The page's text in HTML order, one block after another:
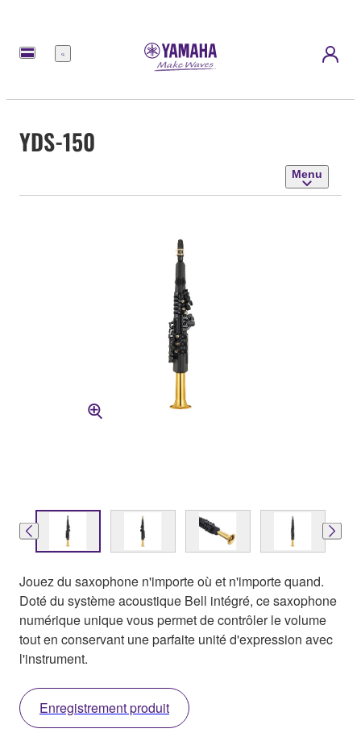
Menu
YDS-150
Menu
Jouez du saxophone n'importe où et n'importe quand.
Doté du système acoustique Bell intégré, ce saxophone
numérique unique vous permet de contrôler le volume
tout en conservant une parfaite unité d'expression avec
l'instrument.
Enregistrement produit